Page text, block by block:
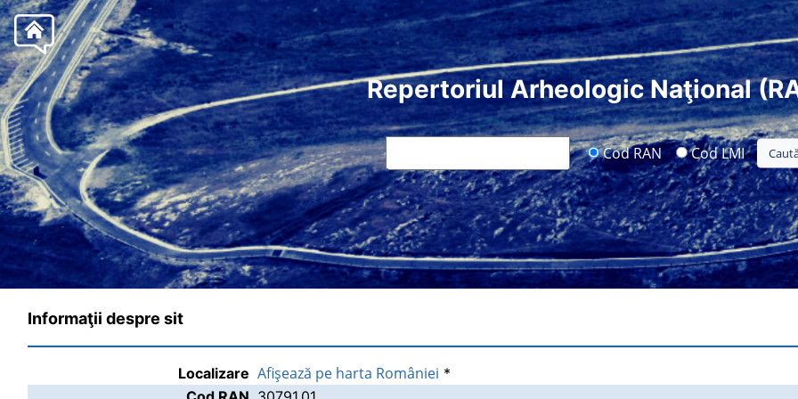
Repertoriul Arheologic Naţional
Cod RAN Cod LMI
Informaţii despre sit
Localizare Afişează pe harta României *